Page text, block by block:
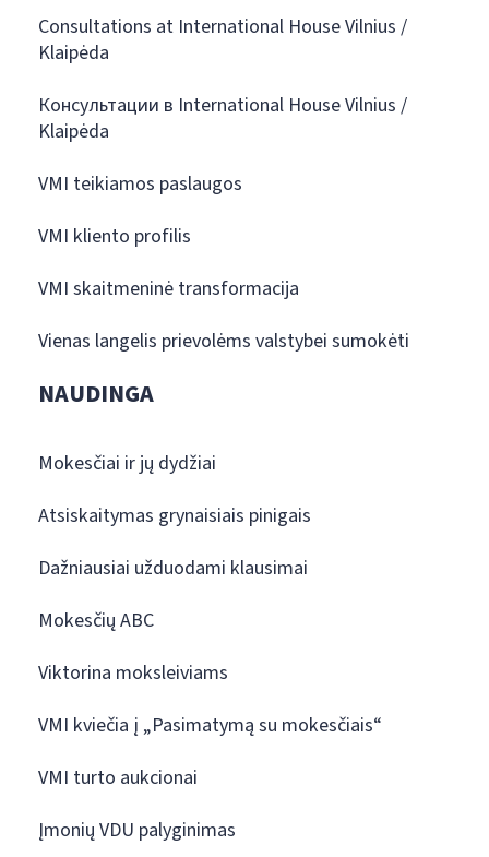
Consultations at International House Vilnius /
Klaipėda
Консультации в International House Vilnius /
Klaipėda
VMI teikiamos paslaugos
VMI kliento profilis
VMI skaitmeninė transformacija
Vienas langelis prievolėms valstybei sumokėti
NAUDINGA
Mokesčiai ir jų dydžiai
Atsiskaitymas grynaisiais pinigais
Dažniausiai užduodami klausimai
Mokesčių ABC
Viktorina moksleiviams
VMI kviečia į „Pasimatymą su mokesčiais“
VMI turto aukcionai
Įmonių VDU palyginimas